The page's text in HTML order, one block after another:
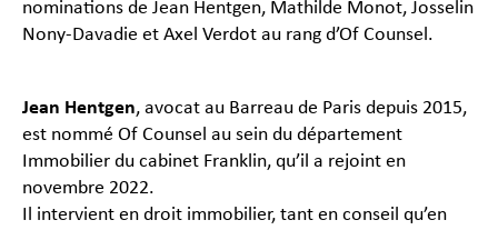
nominations de Jean Hentgen, Mathilde Monot, Josselin
Nony-Davadie et Axel Verdot au rang d’Of Counsel.
Jean Hentgen, avocat au Barreau de Paris depuis 2015,
est nommé Of Counsel au sein du département
Immobilier du cabinet Franklin, qu’il a rejoint en
novembre 2022.
Il intervient en droit immobilier, tant en conseil qu’en